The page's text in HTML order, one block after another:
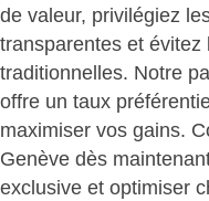
de valeur, privilégiez
transparentes et évitez
traditionnelles. Notre
offre un taux
maximiser vos gains.
Genève dès
exclusive et optimiser